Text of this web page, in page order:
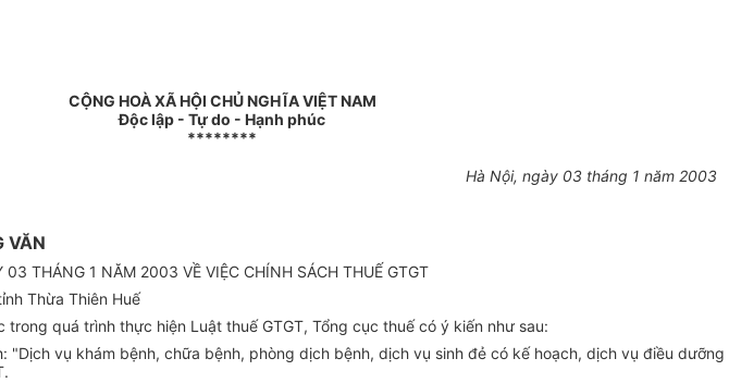
CỘNG HOÀ XÃ HỘI CHỦ NGHĨA VIỆT NAM
Độc lập - Tự do - Hạnh phúc
********
Hà Nội, ngày 03 tháng 1 năm 2003
VĂN
THÁNG 1 NĂM 2003 VỀ VIỆC CHÍNH SÁCH THUẾ GTGT
Thừa Thiên Huế
quá trình thực hiện Luật thuế GTGT, Tổng cục thuế có ý kiến như sau:
"Dịch vụ khám bệnh, chữa bệnh, phòng dịch bệnh, dịch vụ sinh đẻ có kế hoạch, dịch vụ điều dưỡng